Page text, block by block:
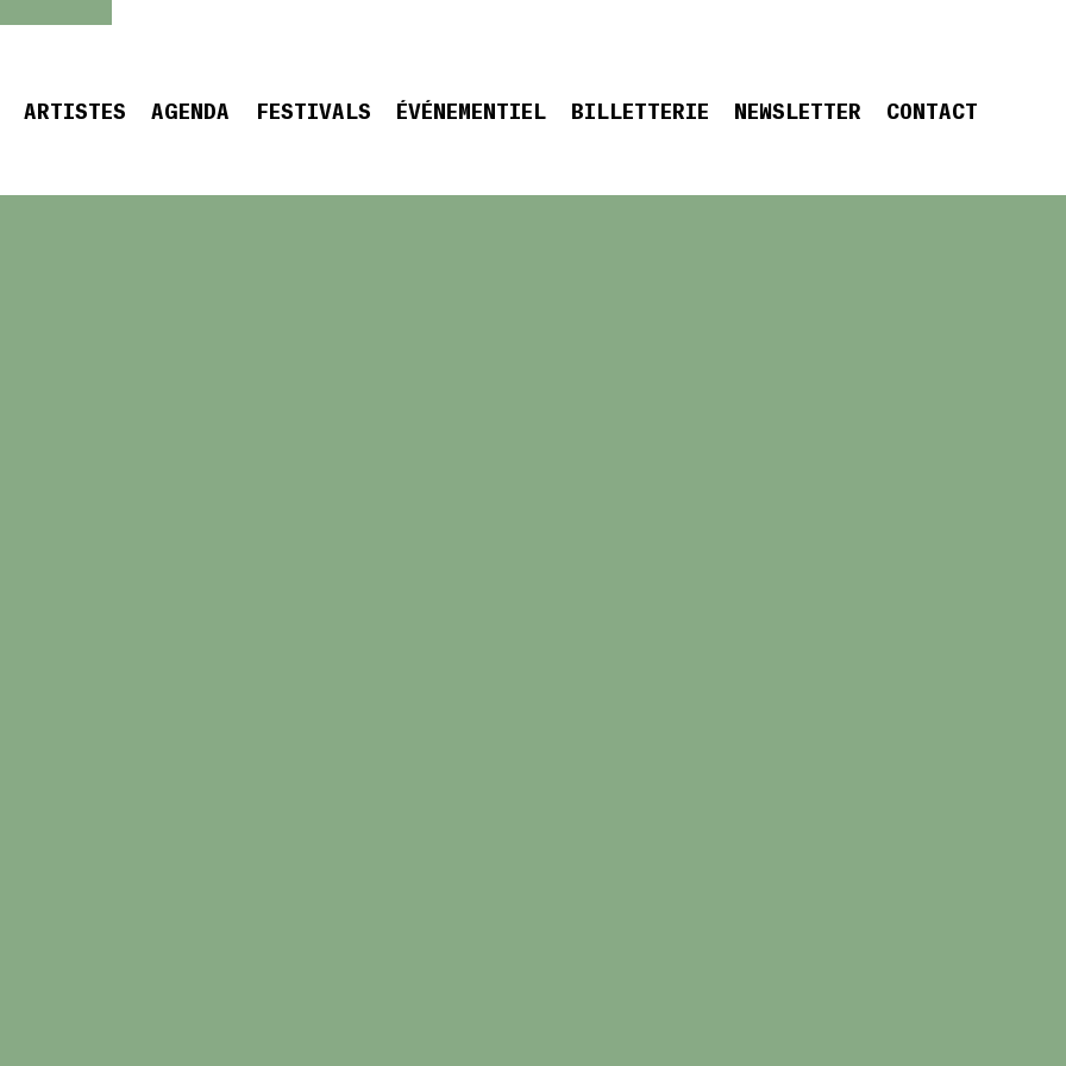
ARTISTES AGENDA FESTIVALS ÉVÉNEMENTIEL BILLETTERIE NEWSLETTER CONTACT